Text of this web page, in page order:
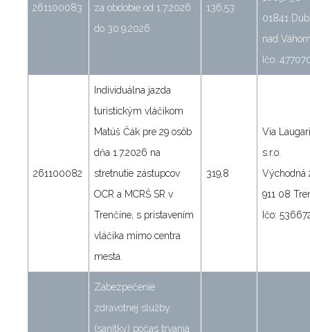
261100083
za obdobie od 1.7.2026
do 30.9.2026
136,53
01841
nad
Ičo:
261100082
Individuálna jazda
turistickým vláčikom
Matúš Čák pre 29 osôb
dňa 1.7.2026 na
stretnutie zástupcov
OCR a MCRŠ SR v
Trenčíne, s pristavením
vláčika mimo centra
mesta.
319,8
Via
s.r.o.
Východná
911 08
Ičo:
Zabezpečenie
zdravotnej služby
(sanitky) počas trvania